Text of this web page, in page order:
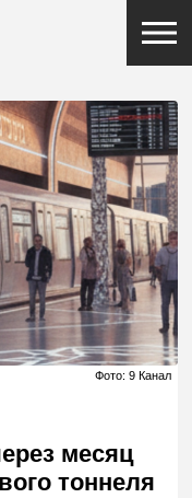
Фото: 9 Канал
месяц
тоннеля